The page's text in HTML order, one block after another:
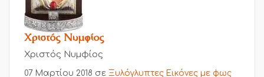
Χριστός Νυμφίος
Χριστός Νυμφίος
07 Μαρτίου 2018 σε Ξυλόγλυπτες Εικόνες με φως